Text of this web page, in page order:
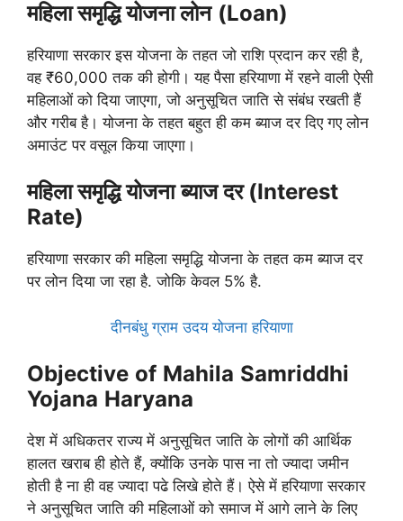
महिला समृद्धि योजना लोन (Loan)
हरियाणा सरकार इस योजना के तहत जो राशि प्रदान कर रही है,
वह ₹60,000 तक की होगी। यह पैसा हरियाणा में रहने वाली ऐसी
महिलाओं को दिया जाएगा, जो अनुसूचित जाति से संबंध रखती हैं
और गरीब है। योजना के तहत बहुत ही कम ब्याज दर दिए गए लोन
अमाउंट पर वसूल किया जाएगा।
महिला समृद्धि योजना ब्याज दर (Interest
Rate)
हरियाणा सरकार की महिला समृद्धि योजना के तहत कम ब्याज दर
पर लोन दिया जा रहा है. जोकि केवल 5% है.
दीनबंधु ग्राम उदय योजना हरियाणा
Objective of Mahila Samriddhi
Yojana Haryana
देश में अधिकतर राज्य में अनुसूचित जाति के लोगों की आर्थिक
हालत खराब ही होते हैं, क्योंकि उनके पास ना तो ज्यादा जमीन
होती है ना ही वह ज्यादा पढे लिखे होते हैं। ऐसे में हरियाणा सरकार
ने अनुसूचित जाति की महिलाओं को समाज में आगे लाने के लिए